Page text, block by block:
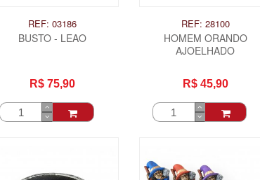
REF: 03186
BUSTO - LEAO
R$ 75,90
REF: 28100
HOMEM ORANDO
AJOELHADO
R$ 45,90